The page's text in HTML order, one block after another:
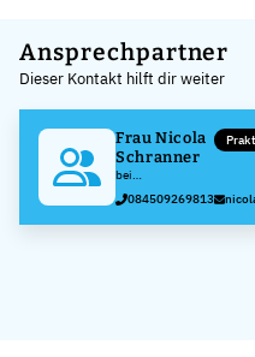
+
−
Ansprechpartner
Dieser Kontakt hilft dir weiter
Frau Nicola
Schranner
bei
Metallwarenfabrik
Reichertshofen
Karl Binder GmbH
084509269813